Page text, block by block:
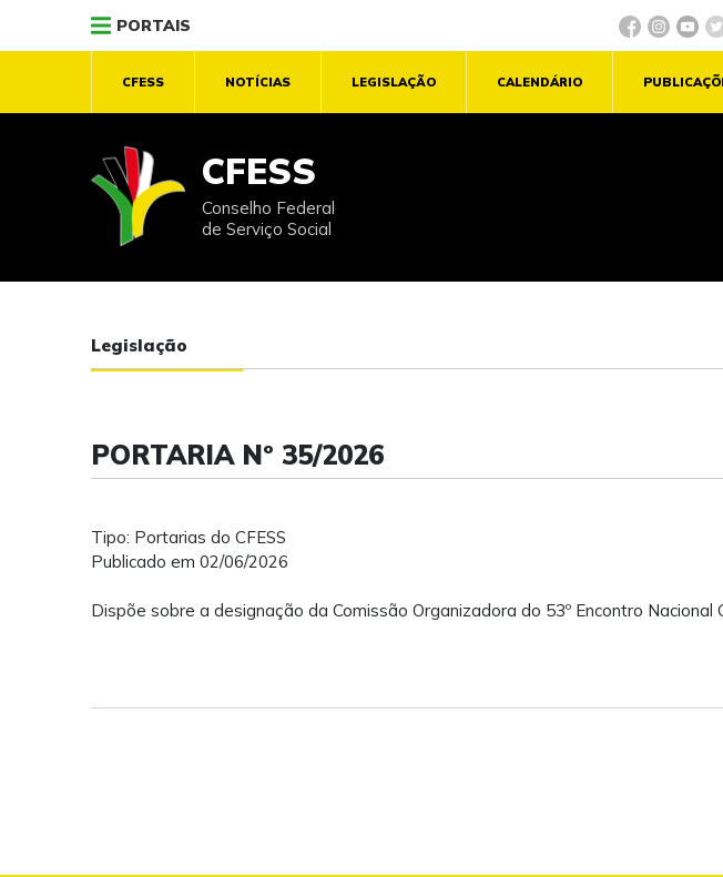
PORTAIS
CFESS NOTÍCIAS LEGISLAÇÃO CALENDÁRIO
CFESS
Conselho Federal
de Serviço Social
Legislação
PORTARIA Nº 35/2026
Tipo: Portarias do CFESS
Publicado em 02/06/2026
Dispõe sobre a designação da Comissão Organizadora do 53º Encontro Nacional